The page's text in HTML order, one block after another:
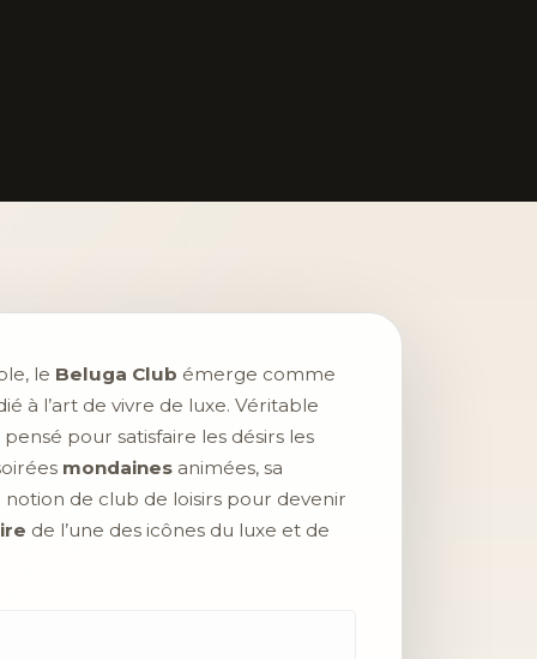
le Beluga Club émerge comme
à l’art de vivre de luxe. Véritable
pour satisfaire les désirs les
mondaines animées, sa
de club de loisirs pour devenir
de l’une des icônes du luxe et de